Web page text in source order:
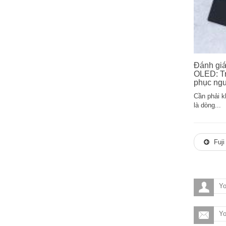
Đánh
OLED:
phục
Cần phải
là dòng...